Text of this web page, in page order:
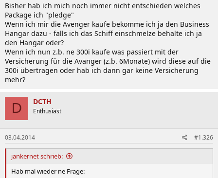
Bisher hab ich mich noch immer nicht entschieden welches
Package ich "pledge"
Wenn ich mir die Avenger kaufe bekomme ich ja den Business
Hangar dazu - falls ich das Schiff einschmelze behalte ich ja
den Hangar oder?
Wenn ich nun z.b. ne 300i kaufe was passiert mit der
Versicherung für die Avanger (z.b. 6Monate) wird diese auf die
300i übertragen oder hab ich dann gar keine Versicherung
mehr?
D DCTH
Enthusiast
03.04.2014 #1.326
jankernet schrieb:
Hab mal wieder ne Frage: